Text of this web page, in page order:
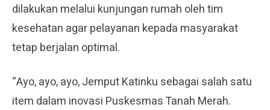
dilakukan melalui kunjungan rumah oleh tim
kesehatan agar pelayanan kepada masyarakat
tetap berjalan optimal.
“Ayo, ayo, ayo, Jemput Katinku sebagai salah satu
item dalam inovasi Puskesmas Tanah Merah.